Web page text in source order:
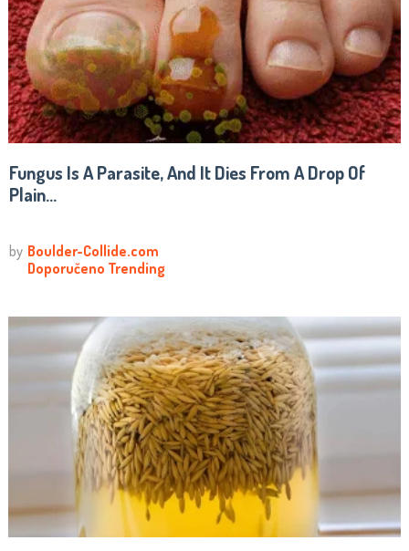
Fungus Is A Parasite, And It Dies From A Drop Of
Plain...